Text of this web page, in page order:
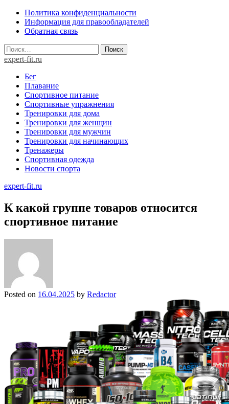
Skip
content
Политика конфиденциальности
Информация для правообладателей
Обратная связь
Найти:
expert-fit.ru
Бег
Плавание
Спортивное питание
Спортивные упражнения
Тренировки для дома
Тренировки для женщин
Тренировки для мужчин
Тренировки для начинающих
Тренажеры
Спортивная одежда
Новости спорта
expert-fit.ru
К какой группе товаров относится
спортивное питание
Posted on 16.04.2025 by Redactor